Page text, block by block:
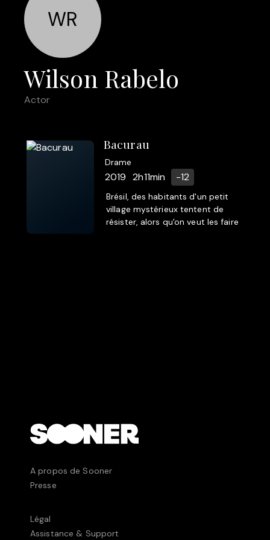
WR
Wilson Rabelo
Actor
Bacurau
Drame
2019 2h11min -12
Brésil, des habitants d'un petit
village mystérieux tentent de
résister, alors qu'on veut les faire
A propos de Sooner
Presse
Légal
Assistance & Support